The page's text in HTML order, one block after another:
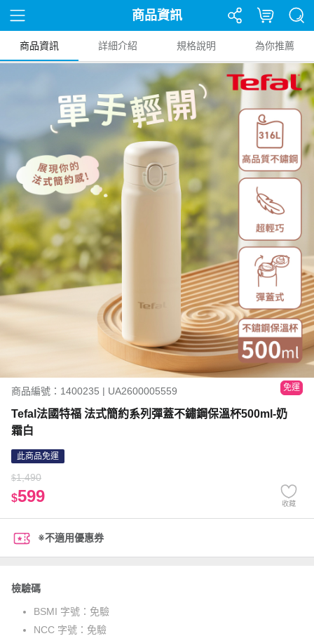
商品資訊
商品資訊 詳細介紹 規格說明 為你推薦
商品編號：1400235 | UA2600005559 免運
Tefal法國特福 法式簡約系列彈蓋不鏽鋼保溫杯500ml-奶
霜白
此商品免運
$1,490
$599 收藏
※不適用優惠券
檢驗碼
BSMI 字號： 免驗
NCC 字號： 免驗